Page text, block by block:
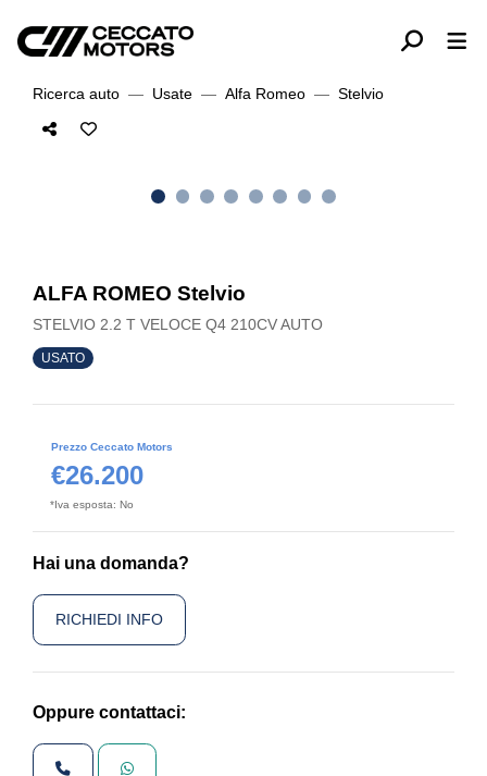
Ricerca auto Usate Alfa Romeo Stelvio
ALFA ROMEO Stelvio
STELVIO 2.2 T VELOCE Q4 210CV AUTO
USATO
Prezzo Ceccato Motors
€26.200
*Iva esposta: No
Hai una domanda?
RICHIEDI INFO
Oppure contattaci: